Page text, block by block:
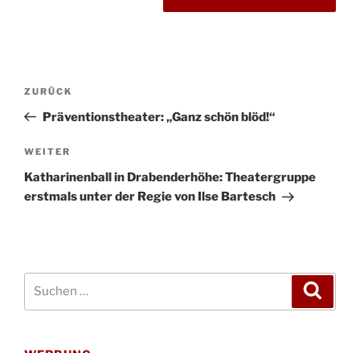
Beitragsnavigation
Vorheriger
Beitrag
ZURÜCK
Präventionstheater: „Ganz schön blöd!“
Nächster
Beitrag
WEITER
Katharinenball in Drabenderhöhe: Theatergruppe
erstmals unter der Regie von Ilse Bartesch